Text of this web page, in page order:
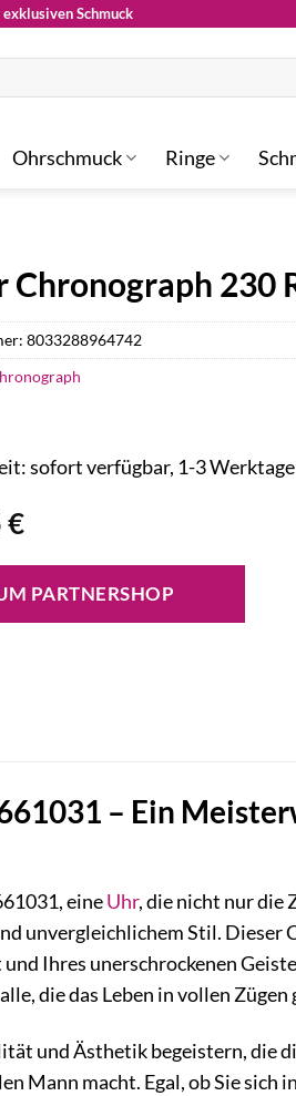
Schmuck
Ohrschmuck Ringe
Chronograph 230
€
sofort verfügbar, 1-3 Werktage
PARTNERSHOP
8033288964742
– Ein
eineUhr, die nicht nur die
unvergleichlichem Stil. Dieser
Ihres unerschrockenen
die das Leben in vollen
und Ästhetik begeistern, die
Mann macht. Egal, ob Sie sich